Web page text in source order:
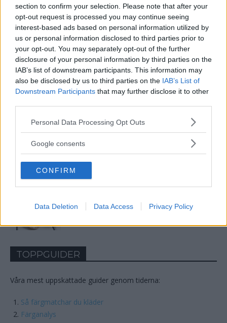
section to confirm your selection. Please note that after your
opt-out request is processed you may continue seeing
interest-based ads based on personal information utilized by
us or personal information disclosed to third parties prior to
your opt-out. You may separately opt-out of the further
disclosure of your personal information by third parties on the
IAB’s list of downstream participants. This information may
also be disclosed by us to third parties on the IAB’s List of
Downstream Participants that may further disclose it to other
Please note that this website/app uses one or more Google
not limited to your visit or usage behaviour. You may click to
use your data for below specified purposes in below Google
consent section.
Personal Data Processing Opt Outs
Google consents
CONFIRM
Data Deletion Data Access Privacy Policy
6 Knep För Att Mjuka Upp Jeans Så De
Känns Välanvända...
Är Sötpotatis Nyttigt? Och Hur Tillagar
Man Den Enklast?
Hur Man Skruvar Ut En Utnött Skruv?
Inte Kände Till!
TOPPGUIDER
Våra mest uppskattade guider genom tiderna:
Så färgmatchar du kläder
Färganalys